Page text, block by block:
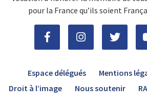
pour la France qu’ils soient
Espace délégués Mentions
Droit à l’image
Nous soutenir